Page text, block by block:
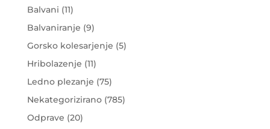
Balvani (11)
Balvaniranje (9)
Gorsko kolesarjenje (5)
Hribolazenje (11)
Ledno plezanje (75)
Nekategorizirano(785)
Odprave (20)